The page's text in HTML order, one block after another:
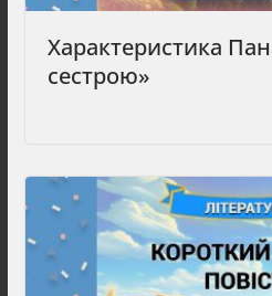
Характеристика
сестрою»